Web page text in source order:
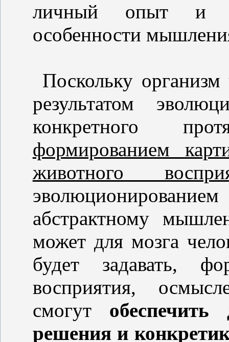
личный опыт и
особенности
Поскольку организм
результатом
конкретного
формированием
животного
абстрактному
может для мозга
будет задавать,
восприятия,
смогут
решения и